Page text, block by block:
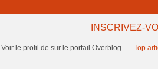
INSCRIVEZ-
Voir le profil de sur le portail Overblog Top